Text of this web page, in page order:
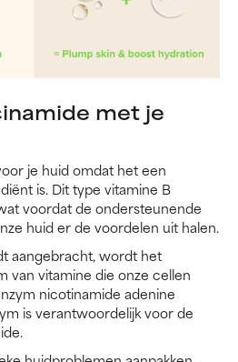
met je
je huid omdat het een
is. Dit type vitamine B
voordat de ondersteunende
huid er de voordelen uit halen.
aangebracht, wordt het
van vitamine die onze cellen
nicotinamide adenine
is verantwoordelijk voor de